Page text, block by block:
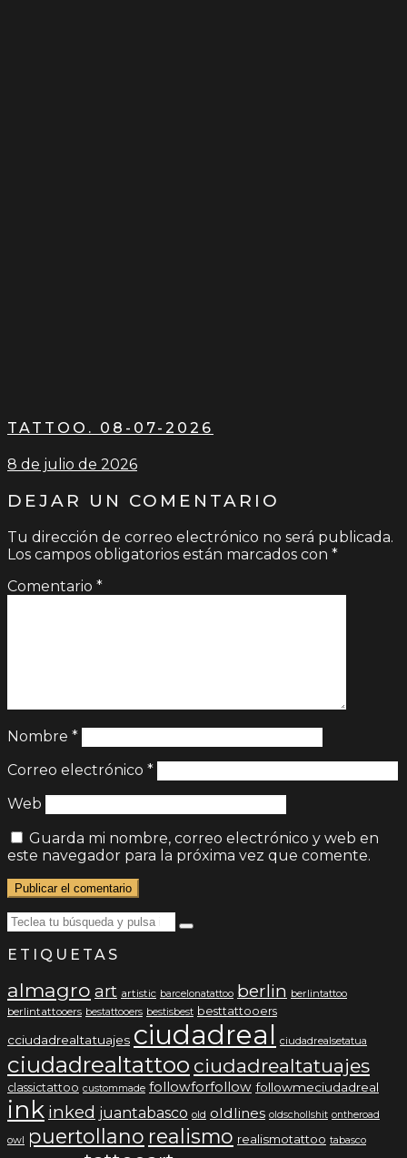
TATTOO. 08-07-2026
8 de julio de 2026
DEJAR UN COMENTARIO
Tu dirección de correo electrónico no será publicada.
Los campos obligatorios están marcados con *
Comentario *
Nombre *
Correo electrónico *
Web
Guarda mi nombre, correo electrónico y web en
este navegador para la próxima vez que comente.
Search
for:
Teclea
intro…
ETIQUETAS
almagro art artistic barcelonatattoo berlin berlintattoo
berlintattooers bestattooers bestisbest besttattooers
cciudadrealtatuajes ciudadreal ciudadrealsetatua
ciudadrealtattoo ciudadrealtatuajes
classictattoo custommade followforfollow followmeciudadreal
ink inked juantabasco old oldlines oldschollshit ontheroad
owl puertollano realismo realismotattoo tabasco